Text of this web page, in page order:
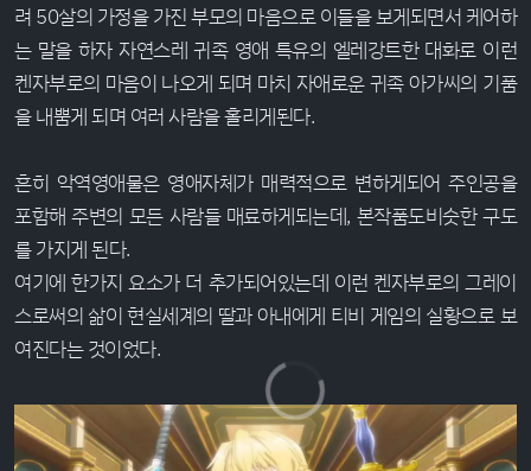
려 50살의 가정을 가진 부모의 마음으로 이들을 보게되면서 케어하
는 말을 하자 자연스레 귀족 영애 특유의 엘레강트한 대화로 이런
켄자부로의 마음이 나오게 되며 마치 자애로운 귀족 아가씨의 기품
을 내뿜게 되며 여러 사람을 홀리게된다.
흔히 악역영애물은 영애자체가 매력적으로 변하게되어 주인공을
포함해 주변의 모든 사람들 매료하게되는데, 본작품도비슷한 구도
를 가지게 된다.
여기에 한가지 요소가 더 추가되어있는데 이런 켄자부로의 그레이
스로써의 삶이 현실세계의 딸과 아내에게 티비 게임의 실황으로 보
여진다는 것이었다.